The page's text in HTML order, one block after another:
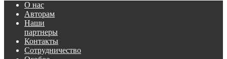
О нас
Авторам
Наши
партнеры
Контакты
Сотрудничество